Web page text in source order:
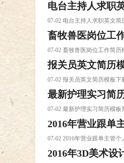
电台主持人求职
07-02 电台主持人求职英文
畜牧兽医岗位工
07-02 畜牧兽医岗位工作简
报关员英文简历
07-02 报关员英文简历模板
最新护理实习简
07-02 最新护理实习简历模
2016年营业跟单
07-02 2016年营业跟单主管
2016年3D美术设